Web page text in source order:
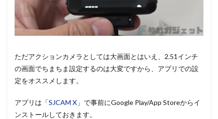
ただアクションカメラとしては大画面とはいえ、2.51インチ
の画面でちまちま設定するのは大変ですから、アプリでの設
定をオススメします。
アプリは「SJCAM X 」で事前にGoogle Play/App Storeからイ
ンストールしておきます。